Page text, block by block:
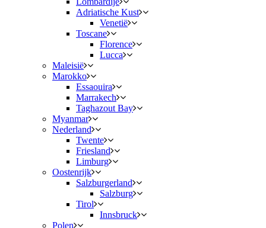
Adriatische Kust
Venetië
Toscane
Florence
Lucca
Maleisië
Marokko
Essaouira
Marrakech
Taghazout Bay
Myanmar
Nederland
Twente
Friesland
Limburg
Oostenrijk
Salzburgerland
Salzburg
Tirol
Innsbruck
Polen